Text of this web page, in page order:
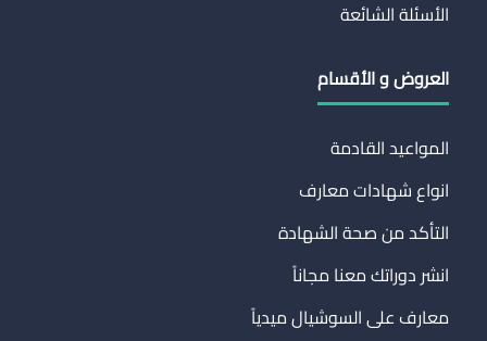
الأسئلة الشائعة
العروض و الأقسام
المواعيد القادمة
انواع شهادات معارف
التأكد من صحة الشهادة
انشر دوراتك معنا مجاناً
معارف على السوشيال ميدياً